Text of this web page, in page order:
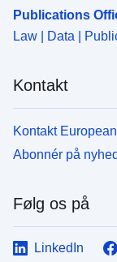
Publications
Law | Data |
Kontakt
Kontakt
Abonnér på
Følg os på
LinkedIn